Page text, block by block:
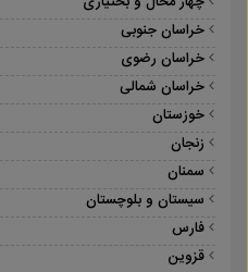
خراسان جنوبی
خراسان رضوی
خراسان شمالی
خوزستان
زنجان
سمنان
سیستان و بلوچستان
فارس
قزوین